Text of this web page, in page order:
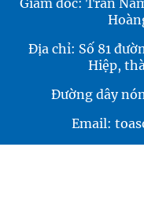
Giám đốc: Trần
Địa chỉ: Số 81
Hiệp,
Đường dây
Email: